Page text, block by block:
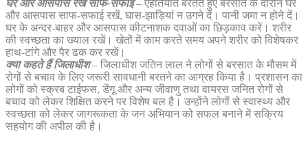
घर और आसपास रखें साफ-सफाई– एहतियात बरतते हुए बरसात के दौरान घर
और आसपास साफ-सफाई रखें, घास-झाड़ियां न उगने दें। पानी जमा न होने दें।
घर के अन्दर-बाहर और आसपास कीटनाशक दवाओं का छिड़काव करें। शरीर
की स्वच्छता का ख्याल रखें। खेतों में काम करते समय अपने शरीर को विशेषकर
हाथ-टांगे और पैर ढक कर रखें।
क्या कहते हैं जिलाधीश– जिलाधीश जतिन लाल ने लोगों से बरसात के मौसम में
रोगों से बचाव के लिए जरूरी सावधानी बरतने का आग्रह किया है। प्रशासन का
लोगों को स्क्रब टाईफस, डेंगू और अन्य जीवाणु तथा वायरस जनित रोगों से
बचाव को लेकर शिक्षित करने पर विशेष बल है। उन्होंने लोगों से स्वास्थ्य और
स्वच्छता को लेकर जागरूकता के जन अभियान को सफल बनाने में सक्रिय
सहयोग की अपील की है।